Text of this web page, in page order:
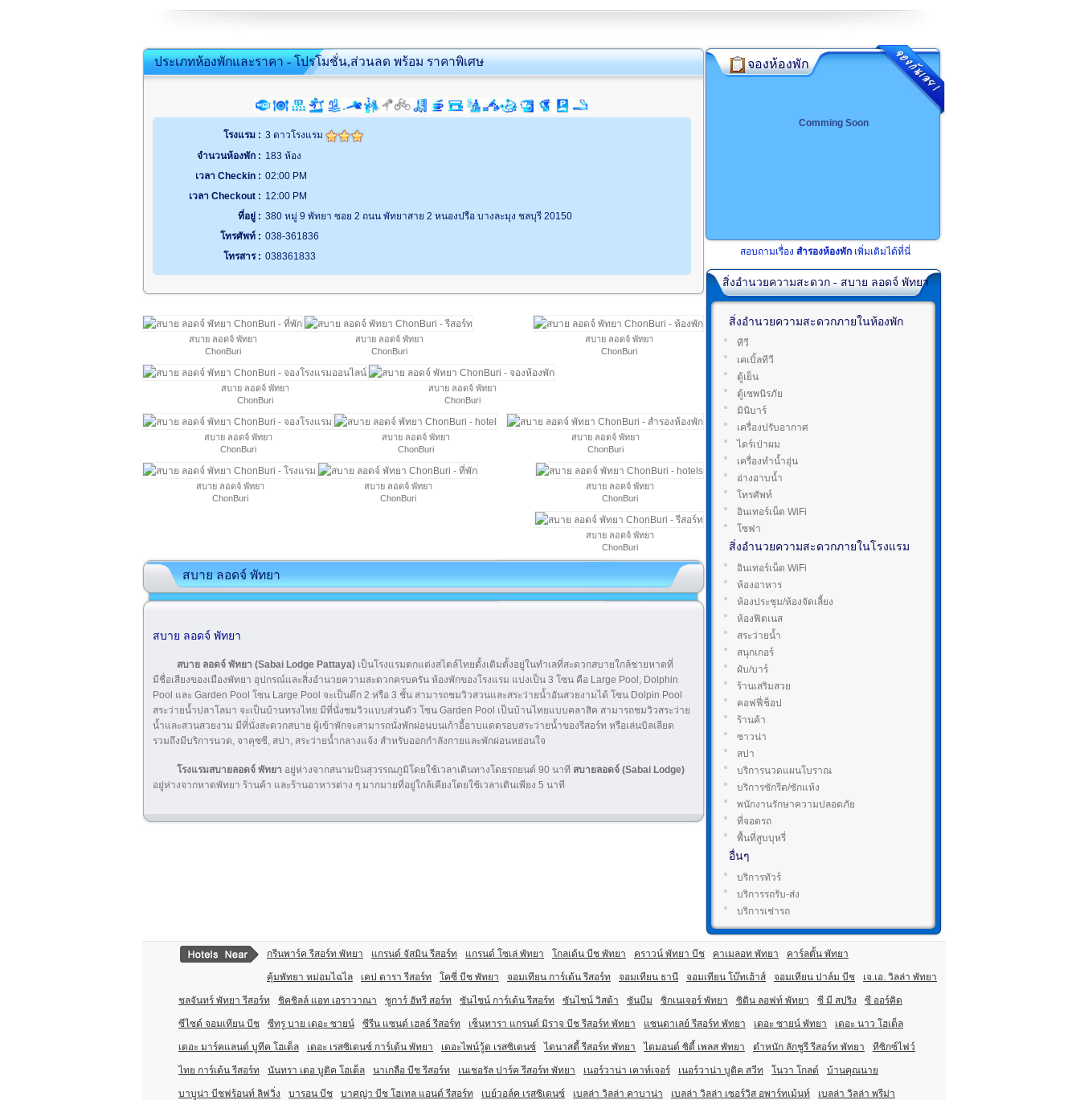
ประเภทห้องพักและราคา - โปรโมชั่น,ส่วนลด พร้อม ราคาพิเศษ
โรงแรม : 3 ดาวโรงแรม
จำนวนห้องพัก : 183 ห้อง
เวลา Checkin : 02:00 PM
เวลา Checkout : 12:00 PM
ที่อยู่ : 380 หมู่ 9 พัทยา ซอย 2 ถนน พัทยาสาย 2 หนองปรือ บางละมุง ชลบุรี 20150
โทรศัพท์ : 038-361836
โทรสาร : 038361833
สบาย ลอดจ์ พัทยา
ChonBuri
สบาย ลอดจ์ พัทยา
ChonBuri
สบาย ลอดจ์ พัทยา
ChonBuri
สบาย ลอดจ์ พัทยา
ChonBuri
สบาย ลอดจ์ พัทยา
ChonBuri
สบาย ลอดจ์ พัทยา
ChonBuri
สบาย ลอดจ์ พัทยา
ChonBuri
สบาย ลอดจ์ พัทยา
ChonBuri
สบาย ลอดจ์ พัทยา
ChonBuri
สบาย ลอดจ์ พัทยา
ChonBuri
สบาย ลอดจ์ พัทยา
ChonBuri
สบาย ลอดจ์ พัทยา
ChonBuri
สบาย ลอดจ์ พัทยา
สบาย ลอดจ์ พัทยา
สบาย ลอดจ์ พัทยา (Sabai Lodge Pattaya) เป็นโรงแรมตกแต่งสไตล์ไทยดั้งเดิมตั้งอยู่ในทำเลที่สะดวกสบายใกล้ชายหาดที่
มีชื่อเสียงของเมืองพัทยา อุปกรณ์และสิ่งอำนวยความสะดวกครบครัน ห้องพักของโรงแรม แบ่งเป็น 3 โซน คือ Large Pool, Dolphin
Pool และ Garden Pool โซน Large Pool จะเป็นตึก 2 หรือ 3 ชั้น สามารถชมวิวสวนและสระว่ายน้ำอันสวยงามได้ โซน Dolpin Pool
สระว่ายน้ำปลาโลมา จะเป็นบ้านทรงไทย มีที่นั่งชมวิวแบบส่วนตัว โซน Garden Pool เป็นบ้านไทยแบบคลาสิค สามารถชมวิวสระว่าย
น้ำและสวนสวยงาม มีที่่นั่งสะดวกสบาย ผู้เข้าพักจะสามารถนั่งพักผ่อนบนเก้าอี้อาบแดดรอบสระว่ายน้ำของรีสอร์ท หรือเล่นบิลเลียด
รวมถึงมีบริการนวด, จาคุซซี, สปา, สระว่ายน้ำกลางแจ้ง สำหรับออกกำลังกายและพักผ่อนหย่อนใจ
โรงแรมสบายลอดจ์ พัทยา อยู่ห่างจากสนามบินสุวรรณภูมิโดยใช้เวลาเดินทางโดยรถยนต์ 90 นาที สบายลอดจ์ (Sabai Lodge)
อยู่ห่างจากหาดพัทยา ร้านค้า และร้านอาหารต่าง ๆ มากมายที่อยู่ใกล้เคียงโดยใช้เวลาเดินเพียง 5 นาที
จองห้องพัก
Comming Soon
สอบถามเรื่อง สำรองห้องพัก เพิ่มเติมได้ที่นี่
สิ่งอำนวยความสะดวก - สบาย ลอดจ์ พัทยา
สิ่งอำนวยความสะดวกภายในห้องพัก
ทีวี
เคเบิ้ลทีวี
ตู้เย็น
ตู้เซพนิรภัย
มินิบาร์
เครื่องปรับอากาศ
ไดร์เป่าผม
เครื่องทำน้ำอุ่น
อ่างอาบน้ำ
โทรศัพท์
อินเทอร์เน็ต WiFi
โซฟา
สิ่งอำนวยความสะดวกภายในโรงแรม
อินเทอร์เน็ต WiFi
ห้องอาหาร
ห้องประชุม/ห้องจัดเลี้ยง
ห้องฟิตเนส
สระว่ายน้ำ
สนุกเกอร์
ผับ/บาร์
ร้านเสริมสวย
คอฟฟี่ช็อป
ร้านค้า
ซาวน่า
สปา
บริการนวดแผนโบราณ
บริการซักรีด/ซักแห้ง
พนักงานรักษาความปลอดภัย
ที่จอดรถ
พื้นที่สูบบุหรี่
อื่นๆ
บริการทัวร์
บริการรถรับ-ส่ง
บริการเช่ารถ
กรีนพาร์ค รีสอร์ท พัทยา แกรนด์ จัสมิน รีสอร์ท แกรนด์ โซเล่ พัทยา โกลเด้น บีช พัทยา คราวน์ พัทยา บีช คาเมลอท พัทยา คาร์ลตั้น พัทยา
คุ้มพัทยา หม่อมไฉไล เคป ดารา รีสอร์ท โคซี่ บีช พัทยา จอมเทียน การ์เด้น รีสอร์ท จอมเทียน ธานี จอมเทียน โบ๊ทเฮ้าส์ จอมเทียน ปาล์ม บีช เจ.เอ. วิลล่า พัทยา
ชลจันทร์ พัทยา รีสอร์ท ชิคชิลล์ แอท เอราวาณา ชูการ์ ฮัทรี สอร์ท ซันไชน์ การ์เด้น รีสอร์ท ซันไชน์ วิสต้า ซันบีม ซิกเนเจอร์ พัทยา ซิติน ลอฟท์ พัทยา ซี มี สปริง ซี ออร์คิด
ซีไซด์ จอมเทียน บีช ซีทรู บาย เดอะ ซายน์ ซีรีน แซนด์ เฮลธ์ รีสอร์ท เซ็นทารา แกรนด์ มิราจ บีช รีสอร์ท พัทยา แซนดาเลย์ รีสอร์ท พัทยา เดอะ ซายน์ พัทยา เดอะ นาว โฮเต็ล
เดอะ มาร์คแลนด์ บูทีค โฮเต็ล เดอะ เรสซิเดนซ์ การ์เด้น พัทยา เดอะไพน์วู้ด เรสซิเดนซ์ ไดนาสตี้ รีสอร์ท พัทยา ไดมอนด์ ซิตี้ เพลส พัทยา ตำหนัก ลักชูรี รีสอร์ท พัทยา ทีซิกซ์ไฟว์
ไทย การ์เด้น รีสอร์ท นันทรา เดอ บูติค โฮเต็ล นาเกลือ บีช รีสอร์ท เนเชอรัล ปาร์ค รีสอร์ท พัทยา เนอร์วาน่า เคาท์เจอร์ เนอร์วาน่า บูติค สวีท โนวา โกลด์ บ้านคุณนาย
บาบูน่า บีชฟร้อนท์ ลิฟวิ่ง บารอน บีช บาศญ่า บีช โฮเทล แอนด์ รีสอร์ท เบย์วอล์ค เรสซิเดนซ์ เบลล่า วิลล่า คาบาน่า เบลล่า วิลล่า เซอร์วิส อพาร์ทเม้นท์ เบลล่า วิลล่า พรีม่า